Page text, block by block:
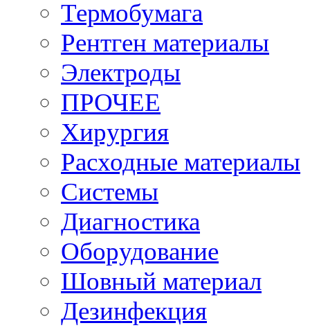
Термобумага
Рентген материалы
Электроды
ПРОЧЕЕ
Хирургия
Расходные материалы
Системы
Диагностика
Оборудование
Шовный материал
Дезинфекция